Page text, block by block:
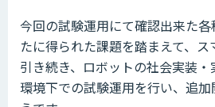
今回の試験運用にて確認出来た
たに得られた課題を踏まえて、
引き続き、ロボットの社会実装
環境下での試験運用を行い、追